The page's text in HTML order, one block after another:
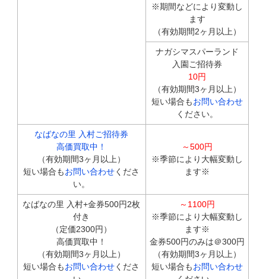
※期間などにより変動し
ます
（有効期間2ヶ月以上）
ナガシマスパーランド
入園ご招待券
10円
（有効期間3ヶ月以上）
短い場合もお問い合わせ
ください。
なばなの里 入村ご招待券
高価買取中！
（有効期間3ヶ月以上）
短い場合もお問い合わせくださ
い。
～500円
※季節により大幅変動し
ます※
なばなの里 入村+金券500円2枚
付き
（定価2300円）
高価買取中！
（有効期間3ヶ月以上）
短い場合もお問い合わせくださ
～1100円
※季節により大幅変動し
ます※
金券500円のみは＠300円
（有効期間3ヶ月以上）
短い場合もお問い合わせ